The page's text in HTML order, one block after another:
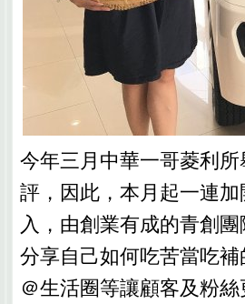
今年三月中華一哥菱利
評，因此，本月起一連
入，由創業有成的青創
分享自己如何吃苦當吃
＠生活圈等讓顧客及粉